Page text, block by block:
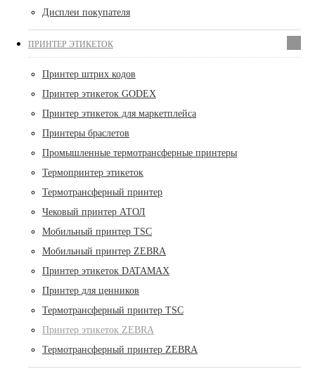
Дисплеи покупателя
ПРИНТЕР ЭТИКЕТОК
Принтер штрих кодов
Принтер этикеток GODEX
Принтер этикеток для маркетплейса
Принтеры браслетов
Промышленные термотрансферные принтеры
Термопринтер этикеток
Термотрансферный принтер
Чековый принтер АТОЛ
Мобильный принтер TSC
Мобильный принтер ZEBRA
Принтер этикеток DATAMAX
Принтер для ценников
Термотрансферный принтер TSC
Принтер этикеток ZEBRA
Термотрансферный принтер ZEBRA